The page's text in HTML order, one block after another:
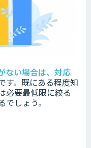
ない場合は、対応
す。既にある程度知
必要最低限に絞る
しょう。